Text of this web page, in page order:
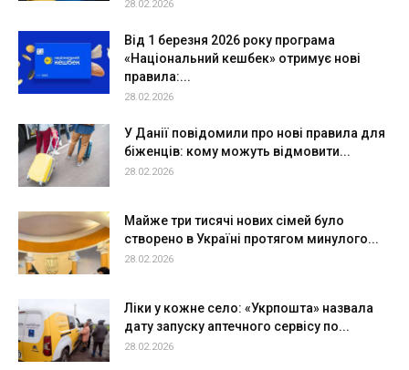
28.02.2026
Від 1 березня 2026 року програма
«Національний кешбек» отримує нові
правила:...
28.02.2026
У Данії повідомили про нові правила для
біженців: кому можуть відмовити...
28.02.2026
Майже три тисячі нових сімей було
створено в Україні протягом минулого...
28.02.2026
Ліки у кожне село: «Укрпошта» назвала
дату запуску аптечного сервісу по...
28.02.2026